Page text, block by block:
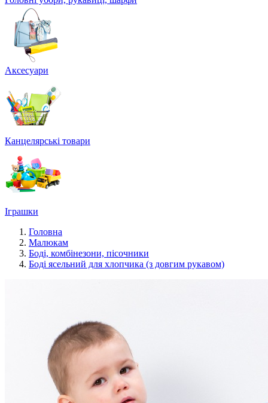
Аксесуари
Канцелярські товари
Іграшки
Головна
Малюкам
Боді, комбінезони, пісочники
Боді ясельний для хлопчика (з довгим рукавом)